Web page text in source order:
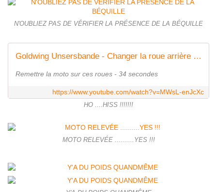
N'OUBLIEZ PAS DE VÉRIFIER LA PRÉSENCE DE LA BÉQUILLE
Goldwing Unsersbande - Changer la roue arrière / rear wheel 1800 6
Remettre la moto sur ces roues - 34 secondes
https://www.youtube.com/watch?v=MWsL-enJcXc
HO ....HISS !!!!!!!
MOTO RELEVÉE ..........YES !!!